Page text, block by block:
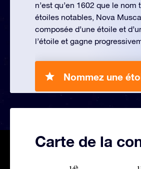
n’est qu’en 1602 que le
étoiles notables, Nova
composée d’une étoile et
l’étoile et gagne
Nommez une
Carte de la